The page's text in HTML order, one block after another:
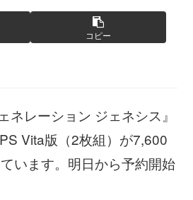
コピー
レーション ジェネシス』
Vita版（2枚組）が7,600
います。明日から予約開始